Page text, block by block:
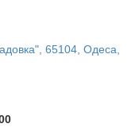
65104, Одеса,